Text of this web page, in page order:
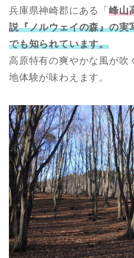
兵庫県神崎郡にある「 峰山
説『ノルウェイの森』の実
でも知られています。
高原特有の爽やかな風が吹
地体験が味わえます。